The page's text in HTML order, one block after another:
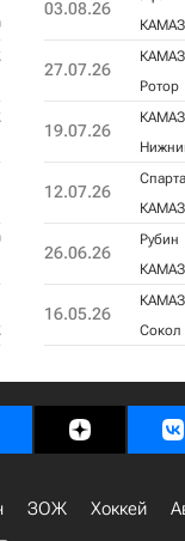
03.08.26
КАМАЗ
27.07.26
КАМАЗ
Ротор
19.07.26
КАМАЗ
12.07.26
КАМАЗ
26.06.26
Рубин
КАМАЗ
16.05.26
КАМАЗ
Сокол
ЗОЖ Хоккей